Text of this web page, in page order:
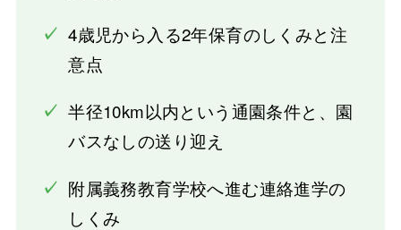
✓ 4歳児から入る2年保育のしくみと注
意点
✓ 半径10km以内という通園条件と、園
バスなしの送り迎え
✓ 附属義務教育学校へ進む連絡進学の
しくみ